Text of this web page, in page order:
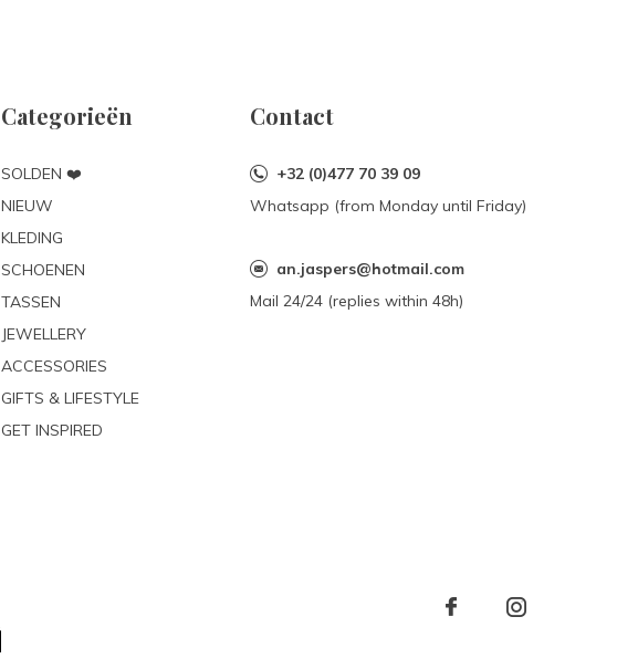
Categorieën
SOLDEN ❤️
NIEUW
KLEDING
SCHOENEN
TASSEN
JEWELLERY
ACCESSORIES
GIFTS & LIFESTYLE
GET INSPIRED
Contact
+32 (0)477 70 39 09
Whatsapp (from Monday until Friday)
an.jaspers@hotmail.com
Mail 24/24 (replies within 48h)